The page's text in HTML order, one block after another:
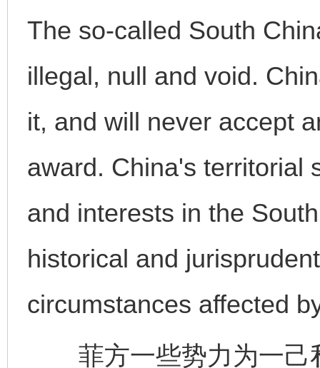
The so-called South
illegal, null and void.
it, and will never accept
award. China's territorial
and interests in the
historical and
circumstances affected
菲方一些势力为一己